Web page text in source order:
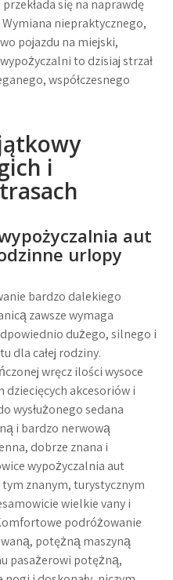
się na naprawdę
niepraktycznego,
pojazdu na miejski,
to dzisiaj strzał
współczesnego
i
aut
urlopy
bardzo dalekiego
zawsze wymaga
dużego, silnego i
dla całej rodziny.
wręcz ilości wysoce
dziecięcych akcesoriów i
wysłużonego sedana
i bardzo nerwową
dobrze znana i
wypożyczalnia aut
znanym, turystycznym
wielkie vany i
podróżowanie
potężną maszyną
pasażerowi potężną,